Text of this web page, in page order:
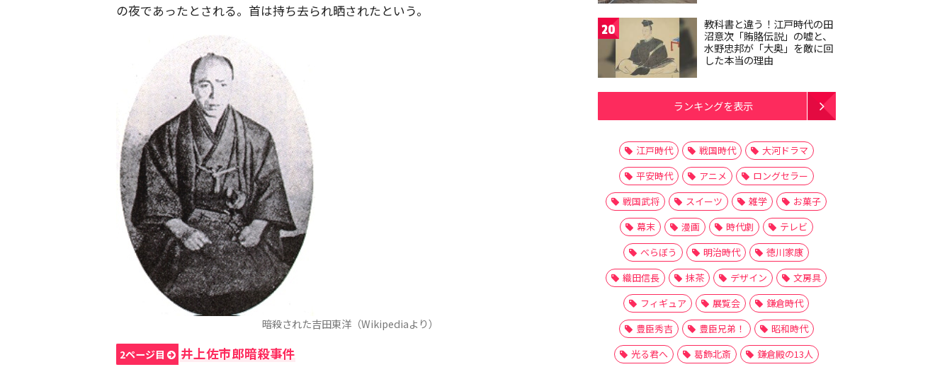
の夜であったとされる。首は持ち去られ晒されたという。
暗殺された吉田東洋（Wikipediaより）
2ページ目 井上佐市郎暗殺事件
20
教科書と違う！江戸時代の田
沼意次「賄賂伝説」の嘘と、
水野忠邦が「大奥」を敵に回
した本当の理由
ランキングを表示
江戸時代 戦国時代
大河ドラマ
平安時代
アニメ
ロングセラー
戦国武将
スイーツ 雑学
お菓子
幕末
漫画 時代劇
テレビ
べらぼう
明治時代
徳川家康
織田信長
抹茶 デザイン
文房具
フィギュア
展覧会
鎌倉時代
豊臣秀吉
豊臣兄弟！
昭和時代
光る君へ
葛飾北斎 鎌倉殿の13人